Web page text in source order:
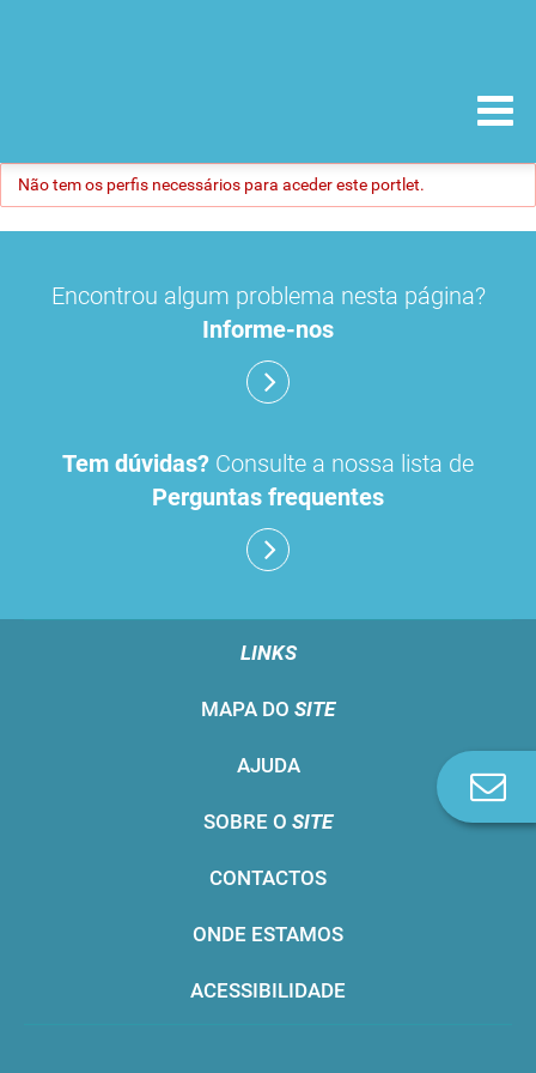
Não tem os perfis necessários para aceder este portlet.
Encontrou algum problema nesta página?
Informe-nos
Tem dúvidas? Consulte a nossa lista de
Perguntas frequentes
LINKS
MAPA DO SITE
AJUDA
SOBRE O SITE
CONTACTOS
ONDE ESTAMOS
ACESSIBILIDADE